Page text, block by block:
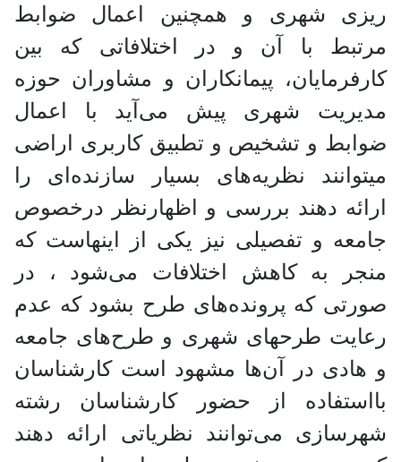
ریزی شهری و همچنین اعمال ضوابط
مرتبط با آن و در اختلافاتی كه بین
كارفرمایان، پیمانكاران و مشاوران حوزه
مدیریت شهری پیش می‌آید با اعمال
ضوابط و تشخیص و تطبیق كاربری اراضی
میتوانند نظریه‌های بسیار سازنده‌ای را
ارائه دهند بررسی و اظهارنظر درخصوص
جامعه و تفصیلی نیز یكی از اینهاست كه
منجر به كاهش اختلافات می‌شود ، در
صورتی كه پرونده‌های طرح بشود كه عدم
رعایت طرحهای شهری و طرح‌های جامعه
و هادی در آن‌ها مشهود است كارشناسان
بااستفاده از حضور كارشناسان رشته
شهرسازی می‌توانند نظریاتی ارائه دهند